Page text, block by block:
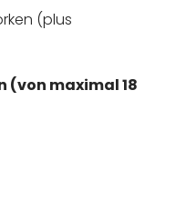
(plus
(von maximal 18